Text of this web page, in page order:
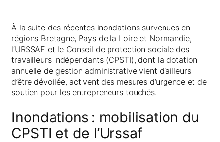
À la suite des récentes inondations survenues en
régions Bretagne, Pays de la Loire et Normandie,
l’URSSAF et le Conseil de protection sociale des
travailleurs indépendants (CPSTI), dont la dotation
annuelle de gestion administrative vient d’ailleurs
d’être dévoilée, activent des mesures d’urgence et de
soutien pour les entrepreneurs touchés.
Inondations : mobilisation du
CPSTI et de l’Urssaf